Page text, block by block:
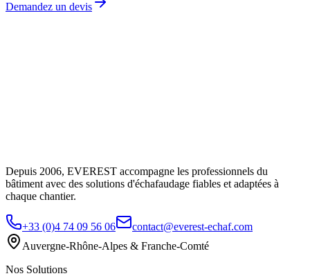
Demandez un devis
Depuis 2006, EVEREST accompagne les professionnels du
bâtiment avec des solutions d'échafaudage fiables et adaptées à
chaque chantier.
+33 (0)4 74 09 56 06
contact@everest-echaf.com
Auvergne-Rhône-Alpes & Franche-Comté
Nos Solutions